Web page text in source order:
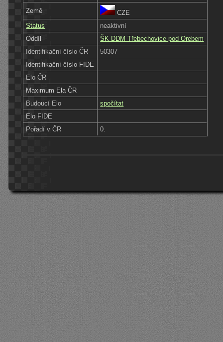
Země
CZE
Status
neaktivní
Oddíl
ŠK DDM Třebechovice pod Orebem
Identifikační číslo ČR
50307
Identifikační číslo FIDE
Elo ČR
Maximum Ela ČR
Budoucí Elo
spočítat
Elo FIDE
Pořadí v ČR
0.